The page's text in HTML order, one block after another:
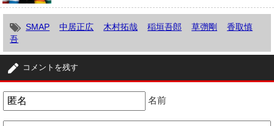
SMAP 中居正広 木村拓哉 稲垣吾郎 草彅剛
香取慎
吾
コメントを残す
名前